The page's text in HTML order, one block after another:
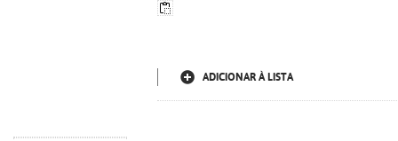
ADICIONAR À LISTA